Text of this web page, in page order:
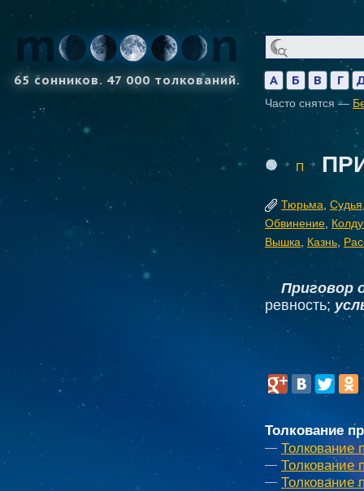
65 сонников. 47 000 толкований. А Б В Г
Часто снятся —
П
Тюрьма Судья
Обвинение
Вышка
Казнь
Приговор
ревность;
Толкование
Толкование
Толкование
Толкование